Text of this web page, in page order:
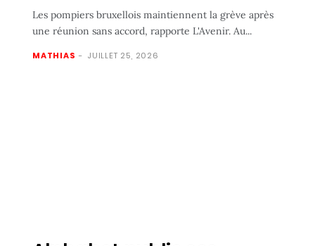
Les pompiers bruxellois maintiennent la grève après
une réunion sans accord, rapporte L'Avenir. Au...
MATHIAS - JUILLET 25, 2026